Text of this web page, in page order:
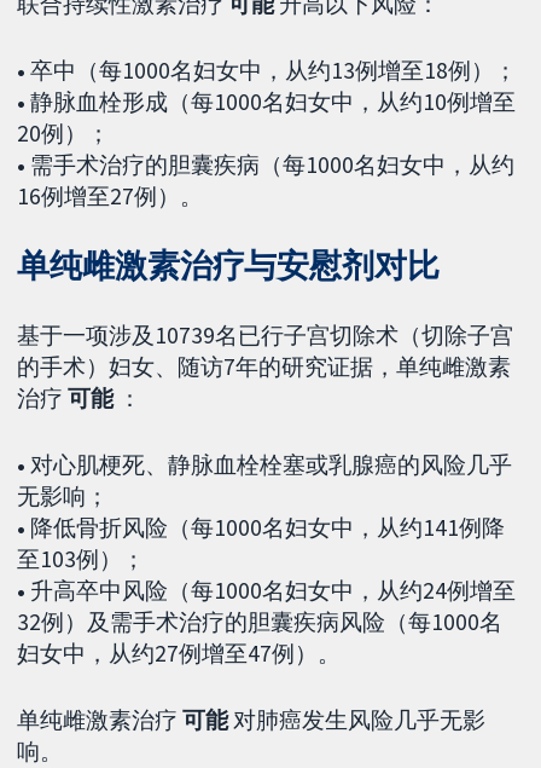
•卒中（每1000名妇女中，从约13例增至18例）；
•静脉血栓形成（每1000名妇女中，从约10例增至
20例）；
• 需手术治疗的胆囊疾病（每1000名妇女中，从约
16例增至27例）。
单纯雌激素治疗与安慰剂对比
基于一项涉及10739名已行子宫切除术（切除子宫
的手术）妇女、随访7年的研究证据，单纯雌激素
治疗可能：
•对心肌梗死、静脉血栓栓塞或乳腺癌的风险几乎
无影响；
• 降低骨折风险（每1000名妇女中，从约141例降
至103例）；
• 升高卒中风险（每1000名妇女中，从约24例增至
32例）及需手术治疗的胆囊疾病风险（每1000名
妇女中，从约27例增至47例）。
单纯雌激素治疗可能对肺癌发生风险几乎无影
响。